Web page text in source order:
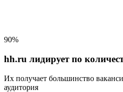
90%
hh.ru лидирует по
Их получает большинство
аудитория